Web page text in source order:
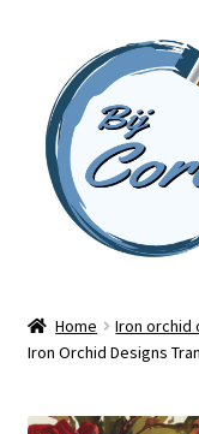
naar
navigatie
inhoud
Workshops
Online cursussen
Home Iron orchid
Iron Orchid Designs